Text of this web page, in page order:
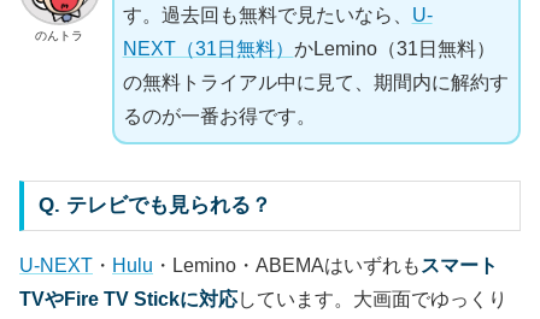
のんトラ
す。過去回も無料で見たいなら、 U-
NEXT（31日無料） かLemino（31日無料）
の無料トライアル中に見て、期間内に解約す
るのが一番お得です。
Q. テレビでも見られる？
U-NEXT ・ Hulu ・Lemino・ABEMAはいずれも スマート
TVやFire TV Stickに対応しています。大画面でゆっくり